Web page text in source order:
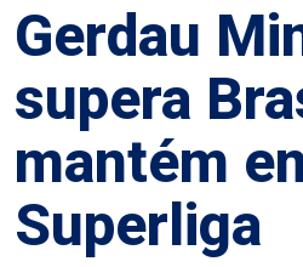
Gerdau
supera
mantém
Superliga